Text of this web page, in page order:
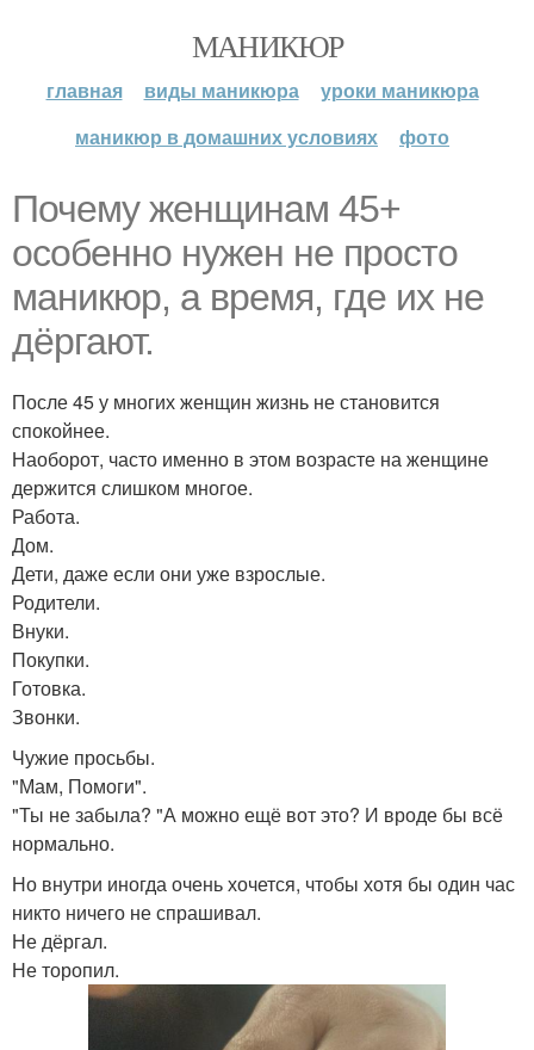
МАНИКЮР
главная виды маникюра
уроки маникюра
маникюр в домашних условиях
фото
Почему женщинам 45+
особенно нужен не просто
маникюр, а время, где их не
дёргают.
После 45 у многих женщин жизнь не становится
спокойнее.
Наоборот, часто именно в этом возрасте на женщине
держится слишком многое.
Работа.
Дом.
Дети, даже если они уже взрослые.
Родители.
Внуки.
Покупки.
Готовка.
Звонки.
Чужие просьбы.
"Мам, Помоги".
"Ты не забыла? "А можно ещё вот это? И вроде бы всё
нормально.
Но внутри иногда очень хочется, чтобы хотя бы один час
никто ничего не спрашивал.
Не дёргал.
Не торопил.